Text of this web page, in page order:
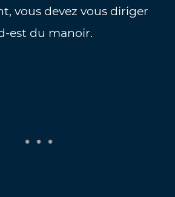
vous devez vous diriger
est du manoir.